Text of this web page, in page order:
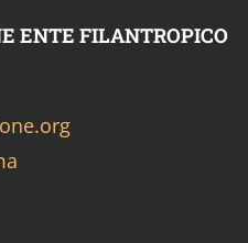
ENTE FILANTROPICO